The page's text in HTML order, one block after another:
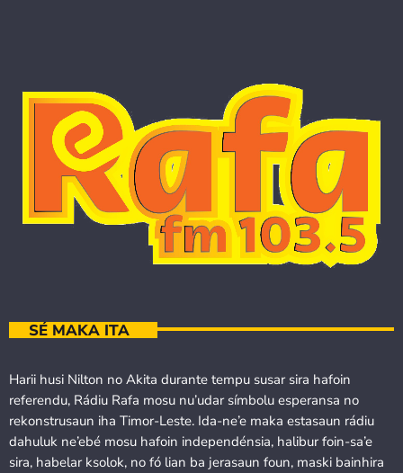
SÉ MAKA ITA
Harii husi Nilton no Akita durante tempu susar sira hafoin
referendu, Rádiu Rafa mosu nu’udar símbolu esperansa no
rekonstrusaun iha Timor-Leste. Ida-ne’e maka estasaun rádiu
dahuluk ne’ebé mosu hafoin independénsia, halibur foin-sa’e
sira, habelar ksolok, no fó lian ba jerasaun foun, maski bainhira